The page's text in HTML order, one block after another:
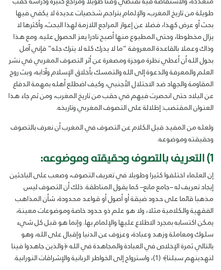
طويلة من تاريخ المغرب، والإلمام بتراجم شخصيات عديدة لا يكفي فيها
بحث أو عرض كهذا، فضلا عن إعواز المراجع اللازمة لهذا البحث، وأكثرها لا
يزال مخطوطا، وحتى المطبوع منها أصبح نادرا يعز الحصول عليه. ومع هذا
وذاك وعملا بالقاعدة المعروفة “ما لا يدرك كله لا يترك جله” فإني آمل
بحول الله أن أعطي نظرة موجزة ومصغرة عن أثر التصوف المغربي في نشر
العلم والمعرفة والدعوة إلى الله والتمسك بأخلاق الإسلام وآدابه، وبث روح
المقاومة والجهاد ضد الاحتلال الأجنبي، وكيف اضطلع أهله بمهمة الدفاع
عن البلاد حتى انحصرت فيهم في حقب من تاريخ المغرب، ومن ثم جاء هذا
العنوان المقتضب: إطلالة على التصوف المغربي وتاريخه.
ولعله من المفيد قبل الكلام عن التصوف في المغرب أن نعرف بالتصوف
وحقيقته وموضوعه.
1) التعريف بالتصوف وحقيقته وموضوعه:
إن العلماء اختلفوا كثيرا وطويلا في تعريف التصوف، وصعب على الباحثين
إيجاد تعريف له –جامع مانع– كما يقول المناطقة. ذلك أن التصوف ليس
مذهبا قائما على حدود ضيقة أو أصول أو قواعد محدودة، شأن المذاهب
الفقهية والكلامية مثلا، ولا هو علم ذو حدود خاصة وموضوعات معينة،
يمكن اكتسابه بمجرد الاطلاع عليها والإلمام بها. وإنما هو قبل كل شيء
سلوك ومعاملة وزهد وعبادة، وعزوف عن الدنيا وإقبال على الله، وهو
بالتالي ثمرة الإخلاص في العبادة والمجاهدة في الله ﴿والذين جاهدوا فينا
لنهدينهم سبلنا﴾ (1)، واسترواح إلى الخواطر الربانية والإشراقات النورانية.